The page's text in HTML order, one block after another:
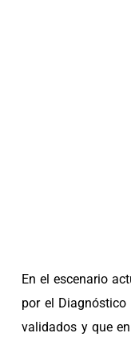
En el escenario
por el Diagnóstico
validados y que